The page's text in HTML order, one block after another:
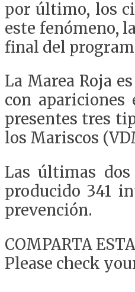
por último, los
este fenómeno,
final del
La Marea Roja
con apariciones
presentes tres
los Mariscos
Las últimas dos
producido 341
prevención.
COMPARTA
Please check